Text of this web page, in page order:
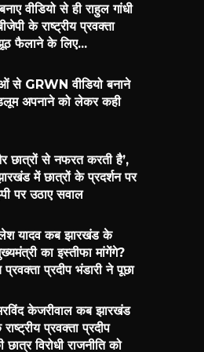
वीडियो से ही राहुल गांधी
के राष्ट्रीय प्रवक्ता
फैलाने के लिए...
से GRWN वीडियो बनाने
अपनाने को लेकर कही
छात्रों से नफरत करती है’,
में छात्रों के प्रदर्शन पर
पर उठाए सवाल
यादव कब झारखंड के
का इस्तीफा मांगेंगे?
प्रवक्ता प्रदीप भंडारी ने पूछा
केजरीवाल कब झारखंड
प्रवक्ता प्रदीप
छात्र विरोधी राजनीति को